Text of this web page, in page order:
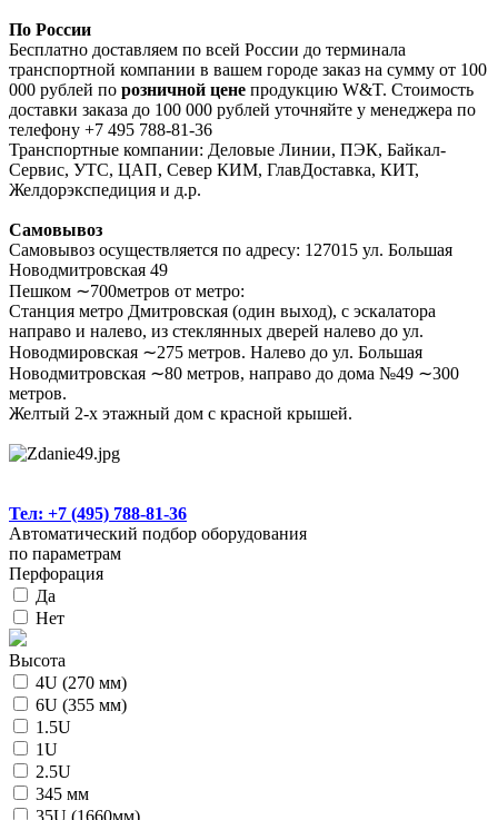
По России
Бесплатно доставляем по всей России до терминала
транспортной компании в вашем городе заказ на сумму от 100
000 рублей по розничной цене продукцию W&T. Стоимость
доставки заказа до 100 000 рублей уточняйте у менеджера по
телефону +7 495 788-81-36
Транспортные компании: Деловые Линии, ПЭК, Байкал-
Сервис, УТС, ЦАП, Север КИМ, ГлавДоставка, КИТ,
Желдорэкспедиция и д.р.
Самовывоз
Самовывоз осуществляется по адресу: 127015 ул. Большая
Новодмитровская 49
Пешком ∼700метров от метро:
Станция метро Дмитровская (один выход), с эскалатора
направо и налево, из стеклянных дверей налево до ул.
Новодмировская ∼275 метров. Налево до ул. Большая
Новодмитровская ∼80 метров, направо до дома №49 ∼300
метров.
Желтый 2-х этажный дом с красной крышей.
Тел: +7 (495) 788-81-36
Автоматический подбор оборудования
по параметрам
Перфорация
Да
Нет
Высота
4U (270 мм)
6U (355 мм)
1.5U
1U
2.5U
345 мм
35U (1660мм)